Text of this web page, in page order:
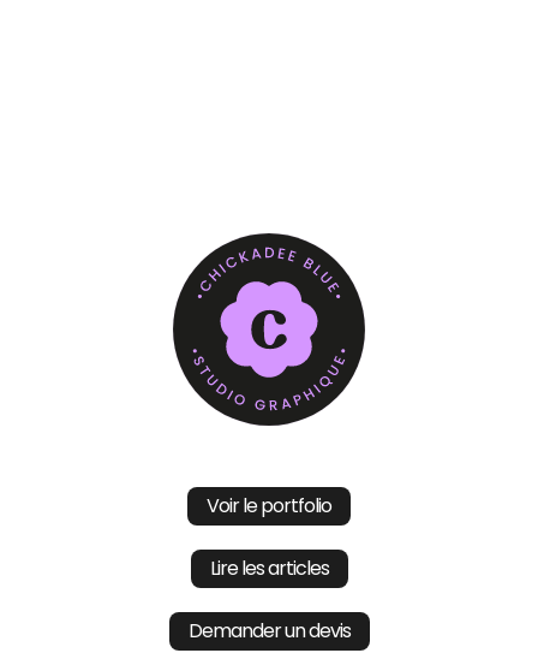
Voir le portfolio
Lire les articles
Demander un devis